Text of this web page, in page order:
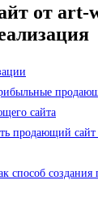
от art-
сайта
продающий сайт
способ создания